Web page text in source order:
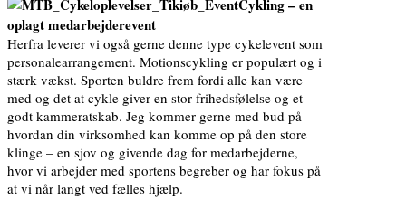
Cykling – en
oplagt medarbejderevent
Herfra leverer vi også gerne denne type cykelevent som
personalearrangement. Motionscykling er populært og i
stærk vækst. Sporten buldre frem fordi alle kan være
med og det at cykle giver en stor frihedsfølelse og et
godt kammeratskab. Jeg kommer gerne med bud på
hvordan din virksomhed kan komme op på den store
klinge – en sjov og givende dag for medarbejderne,
hvor vi arbejder med sportens begreber og har fokus på
at vi når langt ved fælles hjælp.